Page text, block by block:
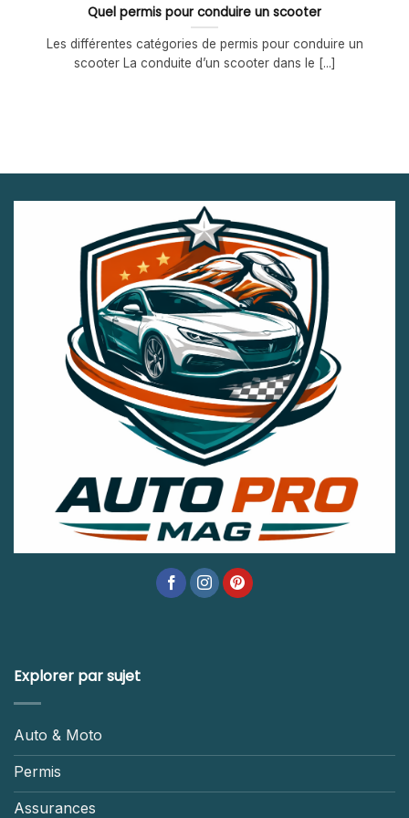
Quel permis pour conduire un scooter
Les différentes catégories de permis pour conduire un
scooter La conduite d’un scooter dans le [...]
Explorer par sujet
Auto & Moto
Permis
Assurances